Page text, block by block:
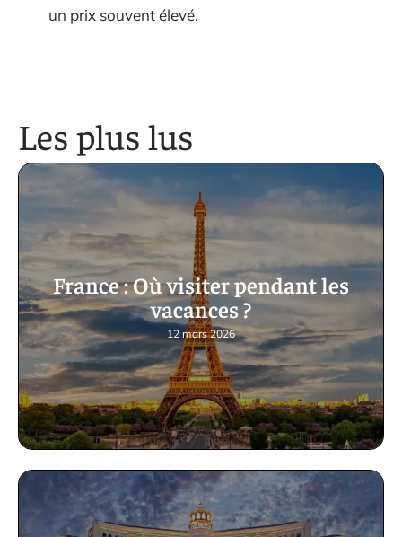
un prix souvent élevé.
Les plus lus
France : Où visiter pendant les
vacances ?
12 mars 2026